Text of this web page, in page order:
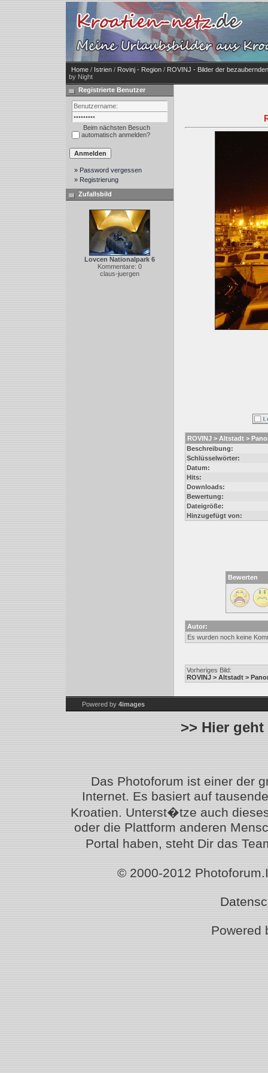
Home / Istrien / Rovinj - Region / ROVINJ - Bilder der
by Night
Registrierte Benutzer
Beim nächsten Besuch
automatisch anmelden?
» Password vergessen
» Registrierung
Zufallsbild
Lovcen Nationalpark 6
Kommentare: 0
claus-juergen
ROVINJ > Altstadt >
Beschreibung:
Schlüsselwörter:
Datum:
Hits:
Downloads:
Bewertung:
Dateigröße:
Hinzugefügt von:
Bewerten
Autor:
Es wurden noch keine
Vorheriges Bild:
ROVINJ > Altstadt >
Powered by 4images
>> Hier
Das Photoforum ist einer der
Internet. Es basiert auf
Kroatien. Unterst�tze auch
oder die Plattform anderen
Portal haben, steht Dir das
© 2000-2012
Powered